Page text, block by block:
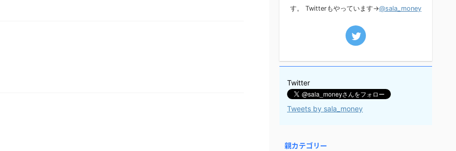
す。 Twitterもやっています→@sala_money
Twitter
Tweets by sala_money
親カテゴリー